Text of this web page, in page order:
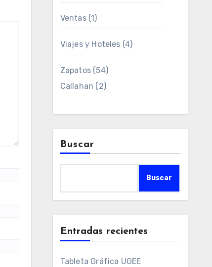
Ventas(1)
Viajes y Hoteles (4)
Zapatos(54)
Callahan (2)
Buscar
Buscar
Entradas recientes
Tableta Gráfica UGEE